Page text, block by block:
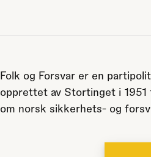
Folk og Forsvar er en
opprettet av Stortinget i
om norsk sikkerhets- og